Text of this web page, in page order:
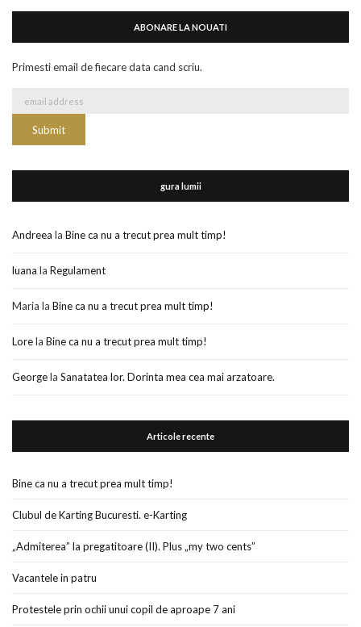
ABONARE LA NOUATI
Primesti email de fiecare data cand scriu.
gura lumii
Andreea la Bine ca nu a trecut prea mult timp!
luana la Regulament
Maria la Bine ca nu a trecut prea mult timp!
Lorela Bine ca nu a trecut prea mult timp!
Georgela Sanatatea lor. Dorinta mea cea mai arzatoare.
Articole recente
Bine ca nu a trecut prea mult timp!
Clubul de Karting Bucuresti. e-Karting
„Admiterea” la pregatitoare (II). Plus „my two cents”
Vacantele in patru
Protestele prin ochii unui copil de aproape 7 ani